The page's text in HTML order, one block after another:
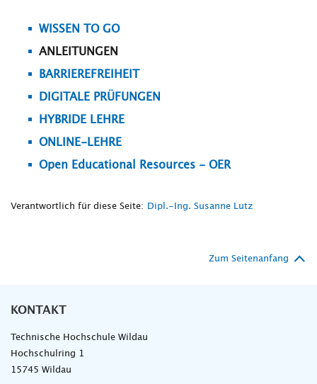
WISSEN TO GO
ANLEITUNGEN
BARRIEREFREIHEIT
DIGITALE PRÜFUNGEN
HYBRIDE LEHRE
ONLINE-LEHRE
Open Educational Resources - OER
Verantwortlich für diese Seite: Dipl.-Ing. Susanne Lutz
Zum Seitenanfang
KONTAKT
Technische Hochschule Wildau
Hochschulring 1
15745 Wildau